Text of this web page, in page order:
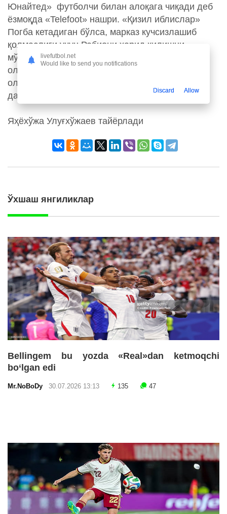
Юнайтед» футболчи билан алоқага чиқади деб
ёзмоқда «Telefoot» нашри. «Қизил иблислар»
Погба кетадиган бўлса, марказ кучсизлашиб
қолмаслиги учун Рабиони ҳарид қилишни
мўлжаллаган бўлса, «Эвертон» янги мавсум
олдидан таркибини бутунлай янги даражага
олиб чиқмоқчи. Воқеалар ривожини кузатишда
давом этамиз! Биз билан қолинг!
Яҳёхўжа Улуғхўжаев тайёрлади
Ўхшаш янгиликлар
Bellingem bu yozda «Real»dan ketmoqchi
bo‘lgan edi
Mr.NoBoDy 30.07.2026 13:13 135 47
livefutbol.net
Would like to send you notifications
Discard Allow